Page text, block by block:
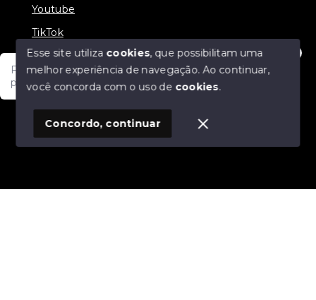
Fale com um de nossos consultores! Estamos
prontos para atende-lo e orienta-lo!
Youtube
TikTok
© Copyright 2026 - JDF NEGOCIOS IMOBILIARIOS -
SITE PARA IMOBILIARIA
Esse site utiliza cookies, que possibilitam uma
melhor experiência de navegação.Ao continuar,
você concorda com o uso de cookies.
Concordo, continuar